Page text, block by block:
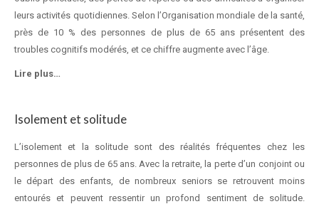
leurs activités quotidiennes. Selon l’Organisation mondiale de la santé,
près de 10 % des personnes de plus de 65 ans présentent des
troubles cognitifs modérés, et ce chiffre augmente avec l’âge.
Lire plus…
Isolement et solitude
L’isolement et la solitude sont des réalités fréquentes chez les
personnes de plus de 65 ans. Avec la retraite, la perte d’un conjoint ou
le départ des enfants, de nombreux seniors se retrouvent moins
entourés et peuvent ressentir un profond sentiment de solitude.